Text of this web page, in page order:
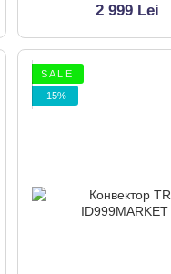
2 999 Lei
S A L E
−15%